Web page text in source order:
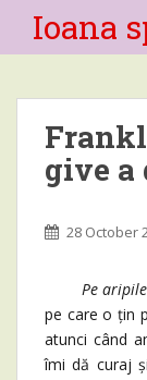
Ioana
give a
28 October
Pe aripile
pe care o țin
atunci când
îmi dă curaj